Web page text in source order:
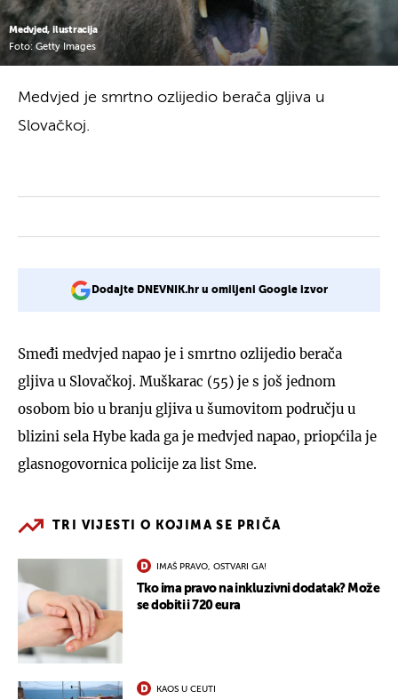
Medvjed, ilustracija
Foto: Getty Images
Medvjed je smrtno ozlijedio berača gljiva u
Slovačkoj.
Dodajte DNEVNIK.hr u omiljeni Google izvor
Smeđi medvjed napao je i smrtno ozlijedio berača
gljiva u Slovačkoj. Muškarac (55) je s još jednom
osobom bio u branju gljiva u šumovitom području u
blizini sela Hybe kada ga je medvjed napao, priopćila je
glasnogovornica policije za list Sme.
TRI VIJESTI O KOJIMA SE PRIČA
IMAŠ PRAVO, OSTVARI GA!
Tko ima pravo na inkluzivni dodatak? Može
se dobiti i 720 eura
KAOS U CEUTI